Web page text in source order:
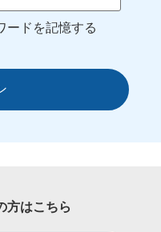
ードを記憶する
方はこちら